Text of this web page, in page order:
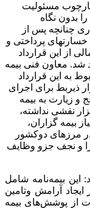
مسئولیت
بدون نگاه
چنانچه پس از
پرداختی و
از این قرارداد
شد. معاون فنی بیمه
به این قرارداد
ذیربط برای اجرای
زیارت به بیمه
نقشی نداشته،
بیمه گزاران،
مرزهای دوکشور
و نجف جزو وظایف
این بیمه‌نامه شامل
آرامش وتامین
از پوشش‌های بیمه